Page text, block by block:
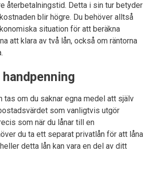
återbetalningstid. Detta i sin tur betyder
blir högre. Du behöver alltså
situation för att beräkna
att klara av två lån, också om räntorna
tas om du saknar egna medel att själv
som vanligtvis utgör
som när du lånar till en
du ta ett separat privatlån för att låna
detta lån kan vara en del av ditt